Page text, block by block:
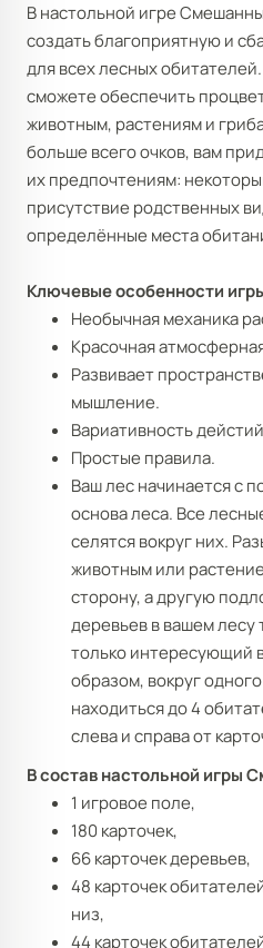
В настольной игре
создать благоприятную и
для всех лесных
сможете обеспечить
животным, растениям и
больше всего очков, вам
их предпочтениям:
присутствие родственных
определённые места
Ключевые особенности
Необычная механика
Красочная
Развивает
мышление.
Вариативность
Простые правила.
Ваш лес начинается с
основа леса. Все
селятся вокруг них.
животным или
сторону, а другую
деревьев в вашем лесу
только интересующий
образом, вокруг
находиться до 4
слева и справа от
В состав настольной игры
1 игровое поле,
180 карточек,
66 карточек деревьев,
48 карточек
низ,
44 карточек